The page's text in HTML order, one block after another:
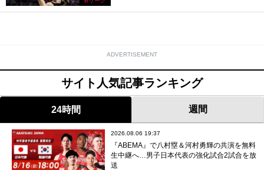
ADVERTISEMENT
サイト人気記事ランキング
24時間 週間
2026.08.06 19:37
『ABEMA』で八村塁＆河村勇輝の共演を無料
生中継へ…男子日本代表の強化試合2試合を放
送